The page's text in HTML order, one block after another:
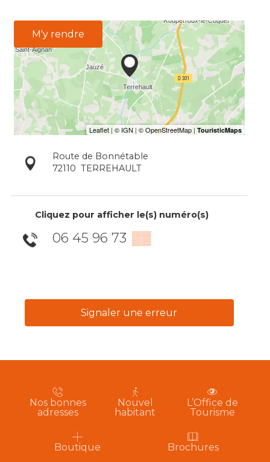
M'y rendre
Route de Bonnétable
72110 TERREHAULT
Cliquez pour afficher le(s) numéro(s)
06 45 96 73 ▒▒
Signaler une erreur
Nos bonnes
adresses
Nouvel
habitant
L’Office de
Tourisme
Boutique Brochures